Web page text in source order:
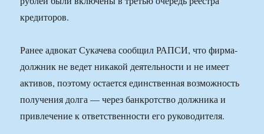
кредиторов.
Ранее адвокат Сукачева сообщил РАПСИ, что фирма-
должник не ведет никакой деятельности и не имеет
активов, поэтому остается единственная возможность
получения долга — через банкротство должника и
привлечение к ответственности его руководителя.